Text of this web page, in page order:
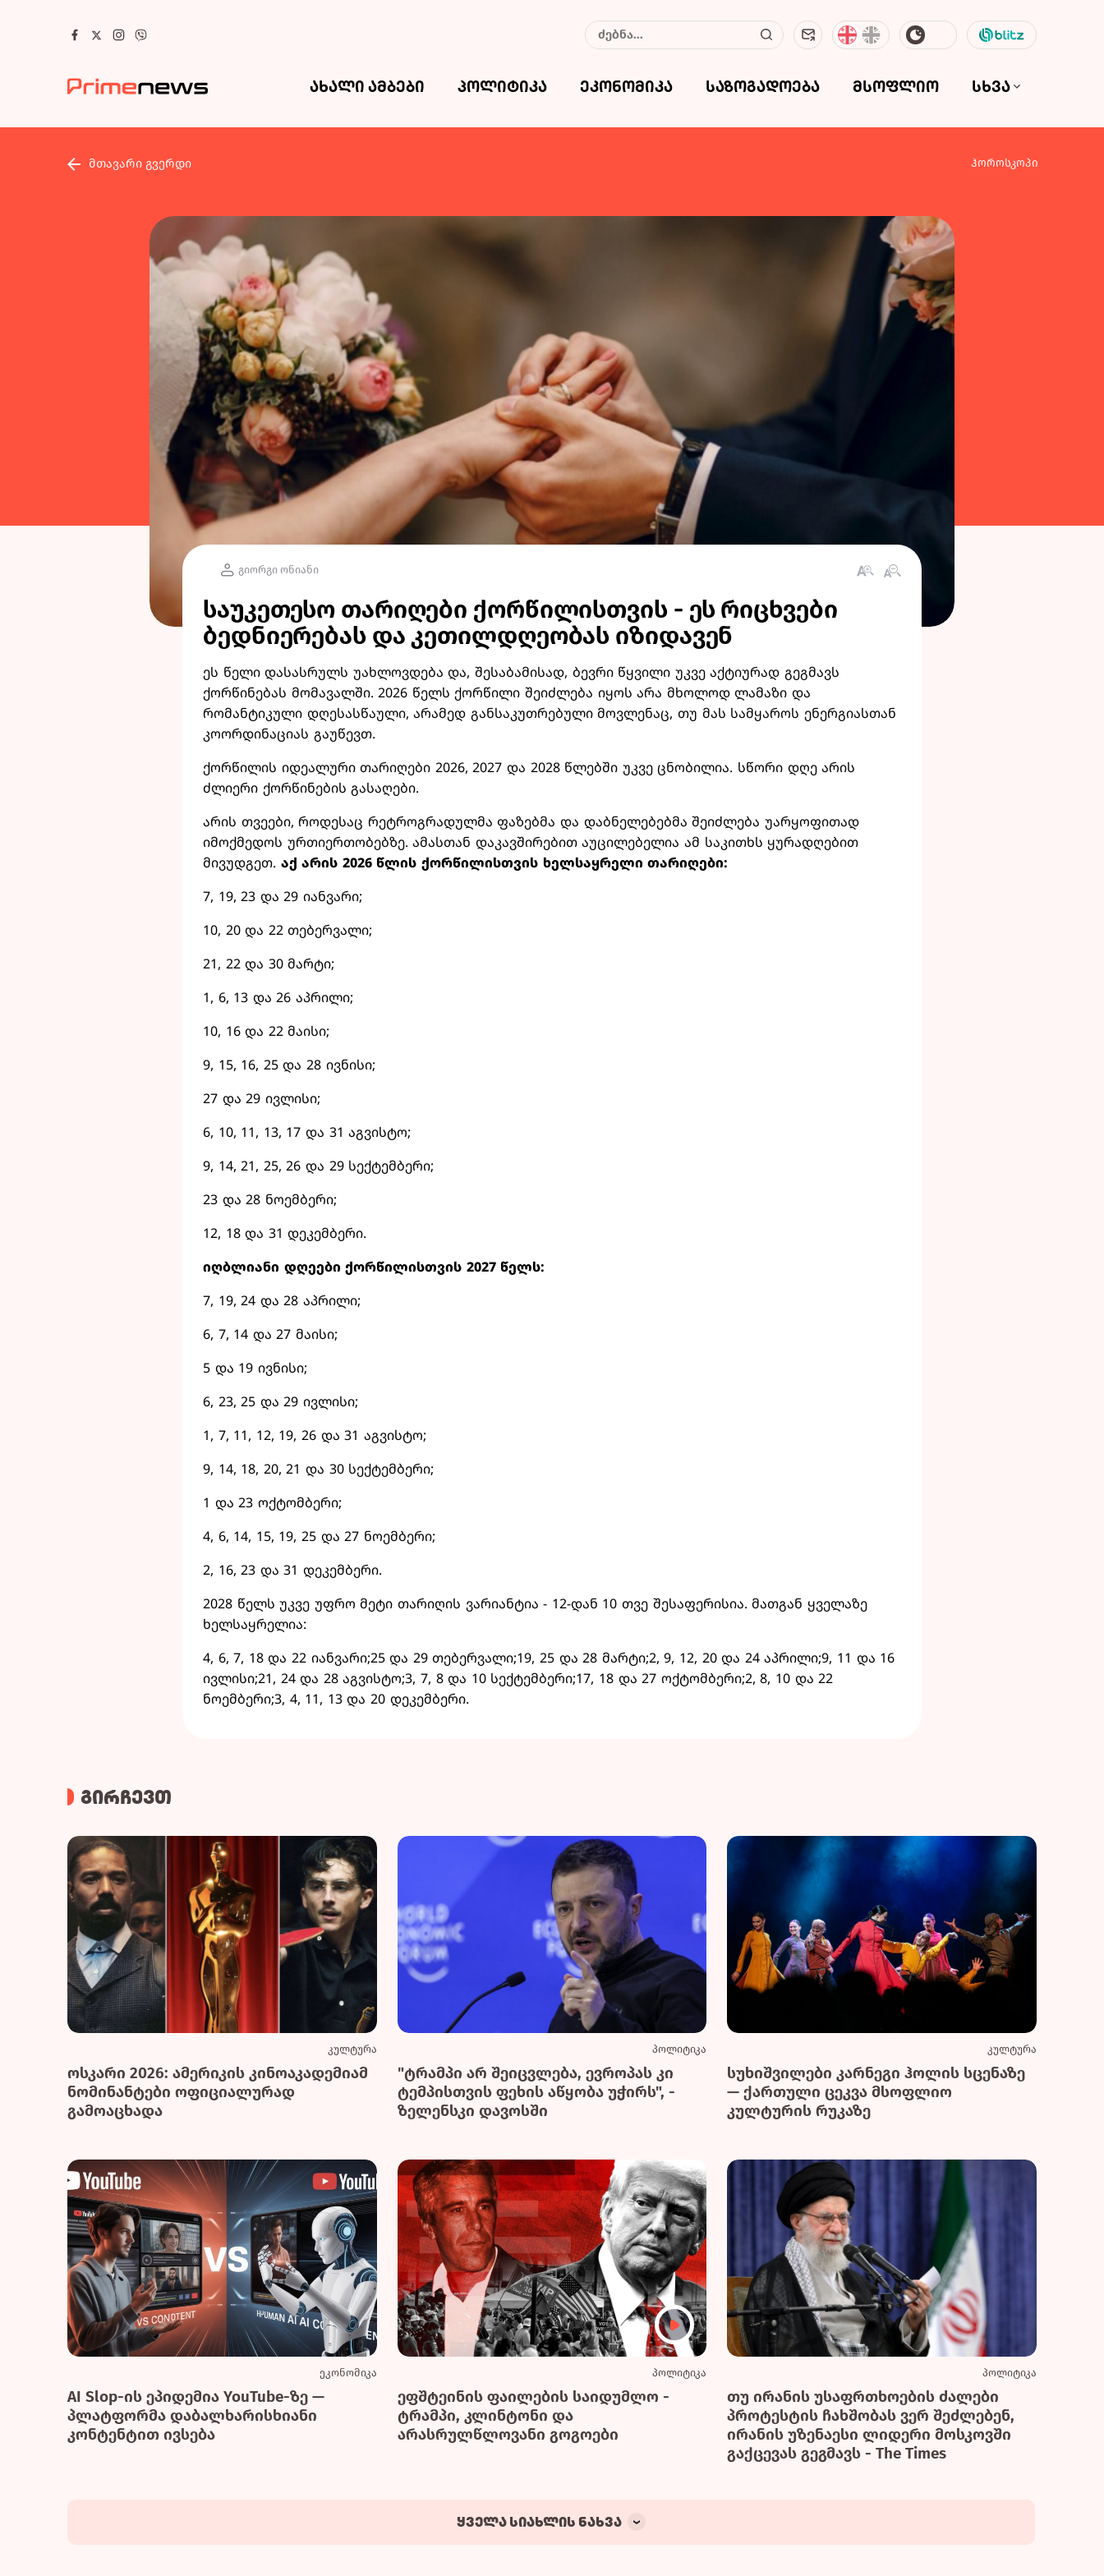
ახალი ამბები პოლიტიკა ეკონომიკა საზოგადოება მსოფლიო სხვა
მთავარი გვერდი ჰოროსკოპი
გიორგი ონიანი
საუკეთესო თარიღები ქორწილისთვის - ეს რიცხვები
ბედნიერებას და კეთილდღეობას იზიდავენ
ეს წელი დასასრულს უახლოვდება და, შესაბამისად, ბევრი წყვილი უკვე აქტიურად გეგმავს
ქორწინებას მომავალში. 2026 წელს ქორწილი შეიძლება იყოს არა მხოლოდ ლამაზი და
რომანტიკული დღესასწაული, არამედ განსაკუთრებული მოვლენაც, თუ მას სამყაროს ენერგიასთან
კოორდინაციას გაუწევთ.
ქორწილის იდეალური თარიღები 2026, 2027 და 2028 წლებში უკვე ცნობილია. სწორი დღე არის
ძლიერი ქორწინების გასაღები.
არის თვეები, როდესაც რეტროგრადულმა ფაზებმა და დაბნელებებმა შეიძლება უარყოფითად
იმოქმედოს ურთიერთობებზე. ამასთან დაკავშირებით აუცილებელია ამ საკითხს ყურადღებით
მივუდგეთ. აქ არის 2026 წლის ქორწილისთვის ხელსაყრელი თარიღები:
7, 19, 23 და 29 იანვარი;
10, 20 და 22 თებერვალი;
21, 22 და 30 მარტი;
1, 6, 13 და 26 აპრილი;
10, 16 და 22 მაისი;
9, 15, 16, 25 და 28 ივნისი;
27 და 29 ივლისი;
6, 10, 11, 13, 17 და 31 აგვისტო;
9, 14, 21, 25, 26 და 29 სექტემბერი;
23 და 28 ნოემბერი;
12, 18 და 31 დეკემბერი.
იღბლიანი დღეები ქორწილისთვის 2027 წელს:
7, 19, 24 და 28 აპრილი;
6, 7, 14 და 27 მაისი;
5 და 19 ივნისი;
6, 23, 25 და 29 ივლისი;
1, 7, 11, 12, 19, 26 და 31 აგვისტო;
9, 14, 18, 20, 21 და 30 სექტემბერი;
1 და 23 ოქტომბერი;
4, 6, 14, 15, 19, 25 და 27 ნოემბერი;
2, 16, 23 და 31 დეკემბერი.
2028 წელს უკვე უფრო მეტი თარიღის ვარიანტია - 12-დან 10 თვე შესაფერისია. მათგან ყველაზე
ხელსაყრელია:
4, 6, 7, 18 და 22 იანვარი;25 და 29 თებერვალი;19, 25 და 28 მარტი;2, 9, 12, 20 და 24 აპრილი;9, 11 და 16
ივლისი;21, 24 და 28 აგვისტო;3, 7, 8 და 10 სექტემბერი;17, 18 და 27 ოქტომბერი;2, 8, 10 და 22
ნოემბერი;3, 4, 11, 13 და 20 დეკემბერი.
გირჩევთ
კულტურა
ოსკარი 2026: ამერიკის კინოაკადემიამ
ნომინანტები ოფიციალურად
გამოაცხადა
პოლიტიკა
"ტრამპი არ შეიცვლება, ევროპას კი
ტემპისთვის ფეხის აწყობა უჭირს", -
ზელენსკი დავოსში
კულტურა
სუხიშვილები კარნეგი ჰოლის სცენაზე
— ქართული ცეკვა მსოფლიო
კულტურის რუკაზე
ეკონომიკა
AI Slop-ის ეპიდემია YouTube-ზე —
პლატფორმა დაბალხარისხიანი
კონტენტით ივსება
პოლიტიკა
ეფშტეინის ფაილების საიდუმლო -
ტრამპი, კლინტონი და
არასრულწლოვანი გოგოები
პოლიტიკა
თუ ირანის უსაფრთხოების ძალები
პროტესტის ჩახშობას ვერ შეძლებენ,
ირანის უზენაესი ლიდერი მოსკოვში
გაქცევას გეგმავს - The Times
ყველა სიახლის ნახვა